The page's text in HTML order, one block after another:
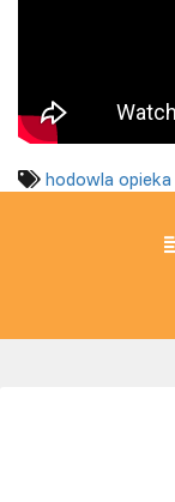
hodowla opieka